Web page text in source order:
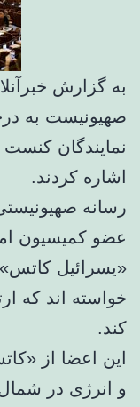
به گزارش
صهیونیست به
نمایندگان
اشاره کردند.
رسانه
عضو کمیسیون
«یسرائیل
خواسته اند که
کند.
این اعضا از
و انرژی در